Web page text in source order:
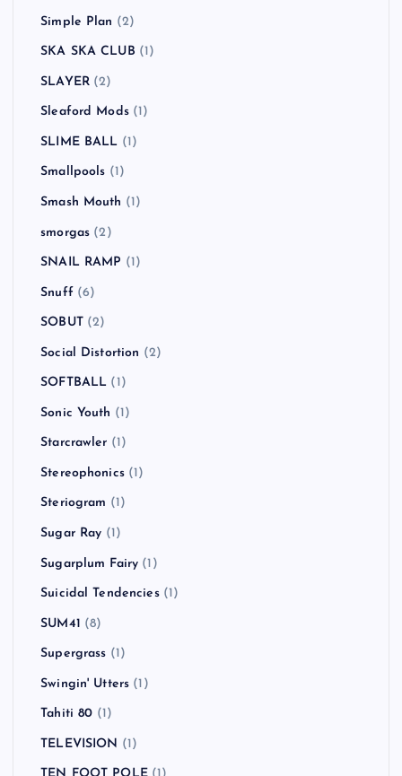
Simple Plan (2)
SKA SKA CLUB (1)
SLAYER(2)
Sleaford Mods(1)
SLIME BALL (1)
Smallpools (1)
Smash Mouth (1)
smorgas (2)
SNAIL RAMP (1)
Snuff (6)
SOBUT(2)
Social Distortion (2)
SOFTBALL (1)
Sonic Youth (1)
Starcrawler (1)
Stereophonics(1)
Steriogram (1)
Sugar Ray (1)
Sugarplum Fairy (1)
Suicidal Tendencies(1)
SUM41 (8)
Supergrass (1)
Swingin' Utters (1)
Tahiti 80 (1)
TELEVISION (1)